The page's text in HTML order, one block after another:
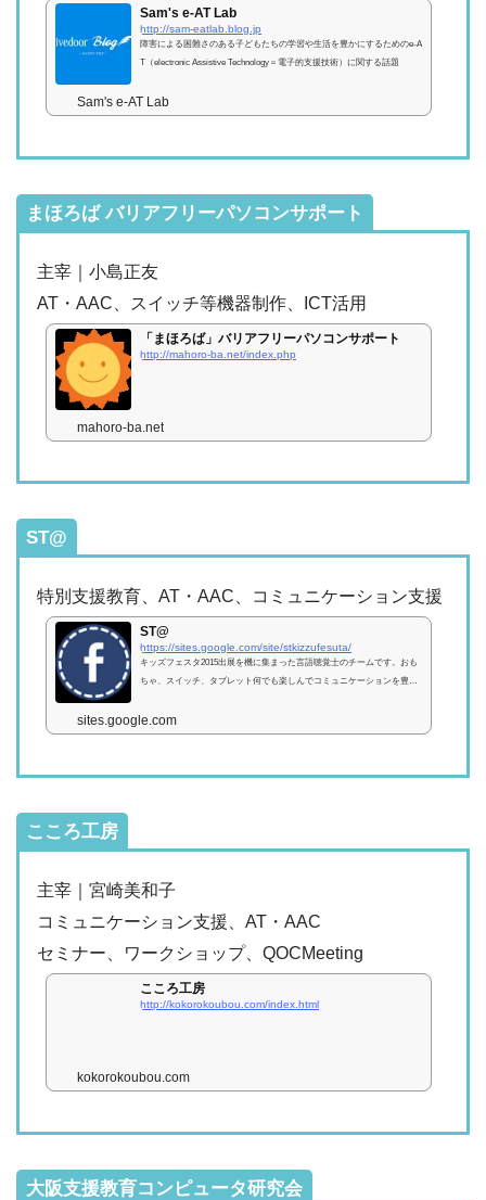
Sam's e-AT Lab
http://sam-eatlab.blog.jp
障害による困難さのある子どもたちの学習や生活を豊かにするためのe-A
T（electronic Assistive Technology＝電子的支援技術）に関する話題
Sam's e-AT Lab
まほろば バリアフリーパソコンサポート
主宰｜小島正友
AT・AAC、スイッチ等機器制作、ICT活用
「まほろば」バリアフリーパソコンサポート
http://mahoro-ba.net/index.php
mahoro-ba.net
ST@
特別支援教育、AT・AAC、コミュニケーション支援
ST@
https://sites.google.com/site/stkizzufesuta/
キッズフェスタ2015出展を機に集まった言語聴覚士のチームです。おも
ちゃ、スイッチ、タブレット何でも楽しんでコミュニケーションを豊か
sites.google.com
こころ工房
主宰｜宮崎美和子
コミュニケーション支援、AT・AAC
セミナー、ワークショップ、QOCMeeting
こころ工房
http://kokorokoubou.com/index.html
kokorokoubou.com
大阪支援教育コンピュータ研究会